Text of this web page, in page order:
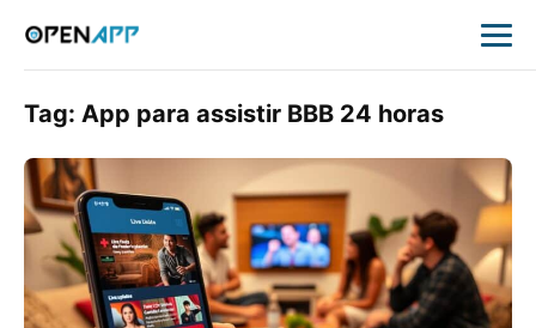
Tag: App para assistir BBB 24 horas